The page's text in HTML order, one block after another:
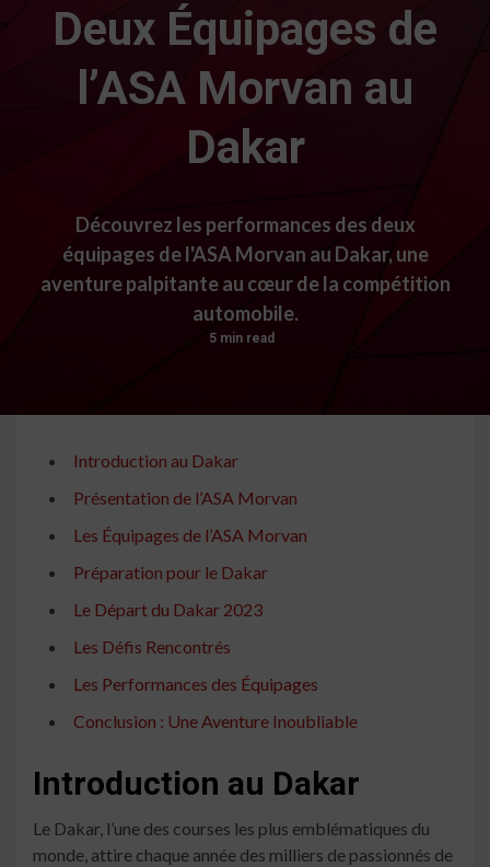
Deux Équipages de
l’ASA Morvan au
Dakar
Découvrez les performances des deux
équipages de l'ASA Morvan au Dakar, une
aventure palpitante au cœur de la compétition
automobile.
5 min read
Introduction au Dakar
Présentation de l’ASA Morvan
Les Équipages de l’ASA Morvan
Préparation pour le Dakar
Le Départ du Dakar 2023
Les Défis Rencontrés
Les Performances des Équipages
Conclusion : Une Aventure Inoubliable
Introduction au Dakar
Le Dakar, l’une des courses les plus emblématiques du
monde, attire chaque année des milliers de passionnés de